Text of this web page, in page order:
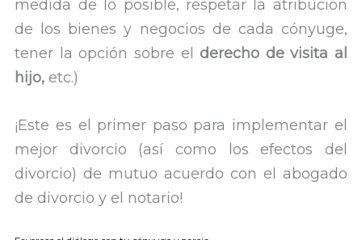
medida de lo posible, respetar la atribución
de los bienes y negocios de cada cónyuge,
tener la opción sobre elderecho de visita al
hijo, etc.)
¡Este es el primer paso para implementar el
mejor divorcio (así como los efectos del
divorcio) de mutuo acuerdo con el abogado
de divorcio y el notario!